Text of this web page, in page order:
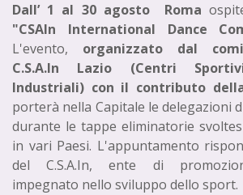
Dall’ 1 al 30 agosto Roma
"CSAIn International Dance
L'evento, organizzato dal
C.S.A.In Lazio (Centri
Industriali) con il contributo
porterà nella Capitale le delegazioni
durante le tappe eliminatorie
in vari Paesi. L'appuntamento
del C.S.A.In, ente di
impegnato nello sviluppo dello sport.